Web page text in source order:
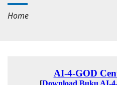
Home